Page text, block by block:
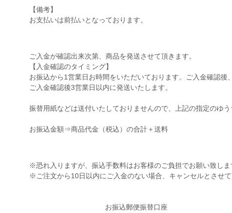
【備考】
お支払いは前払いとなっております。
ご入金が確認出来次第、商品を発送させて頂きます。
【入金確認のタイミング】
お振込から1営業日お時間をいただいております。ご入金確認後
ご入金確認後3営業日以内に発送いたします。
振替用紙などは送付いたしておりませんので、上記の指定のゆ
お振込金額⇒商品代金（税込）の合計＋送料
※恐れ入りますが、振込手数料はお客様のご負担でお願い致しま
※ご注文から10日以内にご入金のない場合、キャンセルとさせて
お振込郵便振替口座